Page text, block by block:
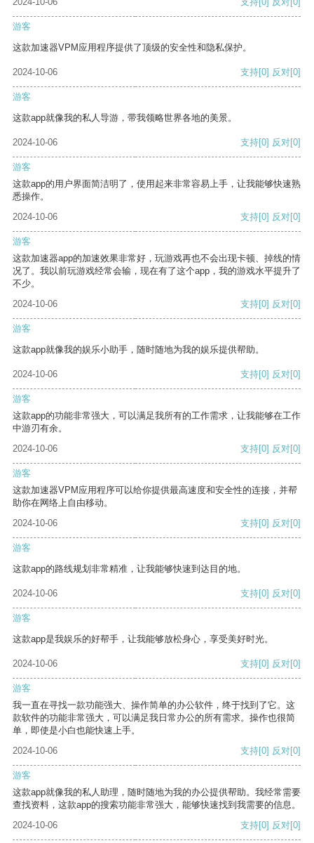
游客
这款加速器VPM应用程序提供了顶级的安全性和隐私保护。
2024-10-06 支持[0] 反对[0]
游客
这款app就像我的私人导游，带我领略世界各地的美景。
2024-10-06 支持[0] 反对[0]
游客
这款app的用户界面简洁明了，使用起来非常容易上手，让我能够快速熟
悉操作。
2024-10-06
支持[0] 反对[0]
游客
这款加速器app的加速效果非常好，玩游戏再也不会出现卡顿、掉线的情
况了。我以前玩游戏经常会输，现在有了这个app，我的游戏水平提升了
不少。
2024-10-06
支持[0] 反对[0]
游客
这款app就像我的娱乐小助手，随时随地为我的娱乐提供帮助。
2024-10-06 支持[0] 反对[0]
游客
这款app的功能非常强大，可以满足我所有的工作需求，让我能够在工作
中游刃有余。
2024-10-06
支持[0] 反对[0]
游客
这款加速器VPM应用程序可以给你提供最高速度和安全性的连接，并帮
助你在网络上自由移动。
2024-10-06
支持[0] 反对[0]
游客
这款app的路线规划非常精准，让我能够快速到达目的地。
2024-10-06 支持[0] 反对[0]
游客
这款app是我娱乐的好帮手，让我能够放松身心，享受美好时光。
2024-10-06 支持[0] 反对[0]
游客
我一直在寻找一款功能强大、操作简单的办公软件，终于找到了它。这
款软件的功能非常强大，可以满足我日常办公的所有需求。操作也很简
单，即使是小白也能快速上手。
2024-10-06
支持[0] 反对[0]
游客
这款app就像我的私人助理，随时随地为我的办公提供帮助。我经常需要
查找资料，这款app的搜索功能非常强大，能够快速找到我需要的信息。
2024-10-06
支持[0] 反对[0]